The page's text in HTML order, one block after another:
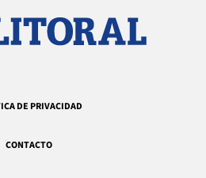
DE PRIVACIDAD
CONTACTO